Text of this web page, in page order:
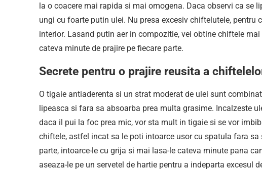
la o coacere mai rapida si mai omogena. Daca observi ca se
ungi cu foarte putin ulei. Nu presa excesiv chiftelutele,
interior. Lasand putin aer in compozitie, vei obtine chiftele
cateva minute de prajire pe fiecare parte.
Secrete pentru o prajire reusita a
O tigaie antiaderenta si un strat moderat de ulei sunt
lipeasca si fara sa absoarba prea multa grasime. Incalzeste
daca il pui la foc prea mic, vor sta mult in tigaie si se vor
chiftele, astfel incat sa le poti intoarce usor cu spatula fara
parte, intoarce-le cu grija si mai lasa-le cateva minute pana
aseaza-le pe un servetel de hartie pentru a indeparta excesul